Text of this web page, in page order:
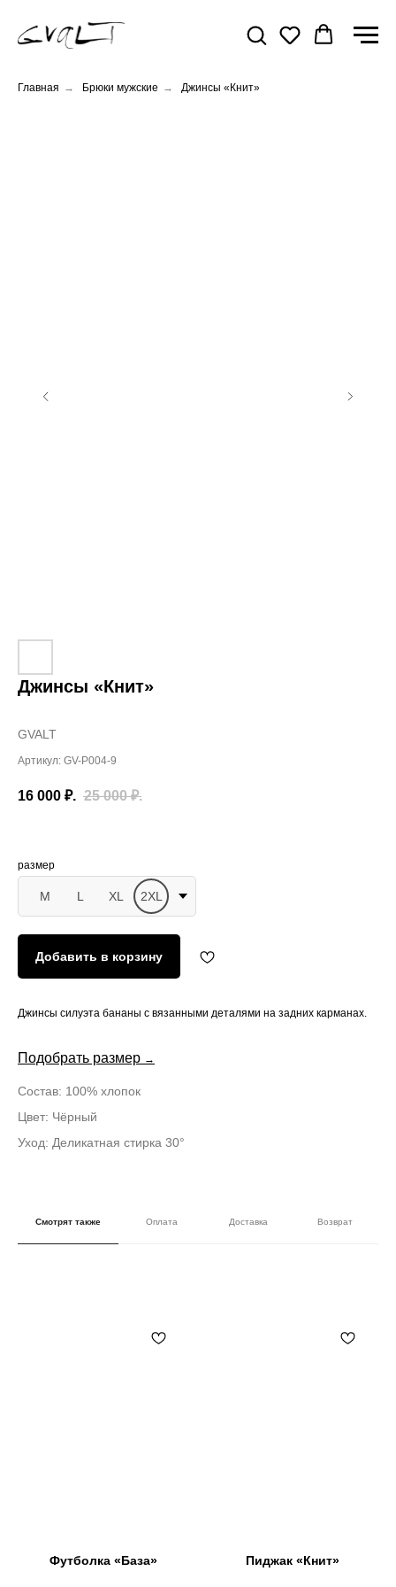
Главная → Брюки мужские → Джинсы «Книт»
Джинсы «Книт»
GVALT
Артикул: GV-P004-9
16 000 ₽. 25 000 ₽.
размер
M L XL 2XL
Добавить в корзину
Джинсы силуэта бананы с вязанными деталями на задних карманах.
Подобрать размер →
Состав: 100% хлопок
Цвет: Чёрный
Уход: Деликатная стирка 30°
Смотрят также Оплата Доставка Возврат
Футболка «База» Пиджак «Книт»